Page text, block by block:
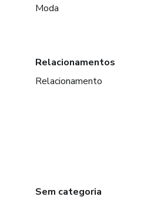
Moda
Relacionamentos
Relacionamento
Sem categoria